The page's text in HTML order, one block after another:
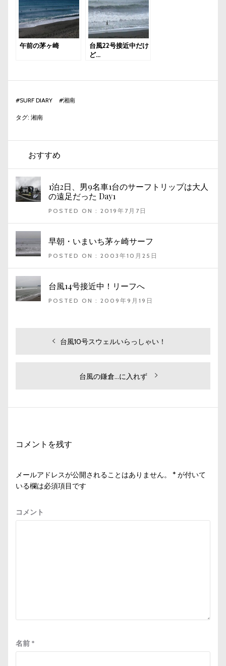
午前の茅ヶ崎
台風22号接近中だけ
ど…
#SURF DIARY #湘南
タグ: 湘南
おすすめ
1泊2日、男9名車1台のサーフトリップは大人
の遠足だった Day1
POSTED ON : 2019年7月7日
早朝・いまいち茅ヶ崎サーフ
POSTED ON : 2003年10月25日
台風14号接近中！リーフへ
POSTED ON : 2009年9月19日
ョ
過
台風10号スウェルいらっしゃい！
次
稿:
台風の鎌倉…に入れず
コメントを残す
メールアドレスが公開されることはありません。 * が付いて
いる欄は必須項目です
コメント
名前 *